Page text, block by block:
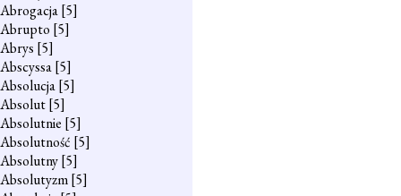
Abrogacja[5]
Abrupto [5]
Abrys [5]
Abscyssa[5]
Absolucja[5]
Absolut[5]
Absolutnie [5]
Absolutność [5]
Absolutny[5]
Absolutyzm[5]